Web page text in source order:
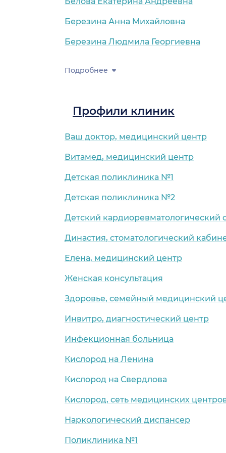
Березина Анна Михайловна
Березина Людмила Георгиевна
Подробнее
Профили клиник
Ваш доктор, медицинский центр
Витамед, медицинский центр
Детская поликлиника №1
Детская поликлиника №2
Детский кардиоревматологический
Династия, стоматологический
Елена, медицинский центр
Женская консультация
Здоровье, семейный медицинский
Инвитро, диагностический центр
Инфекционная больница
Кислород на Ленина
Кислород на Свердлова
Кислород, сеть медицинских
Наркологический диспансер
Поликлиника №1